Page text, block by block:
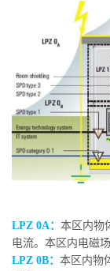
LPZ 0A： 本区内物
电流。本区内电磁
LPZ 0B： 本区内物